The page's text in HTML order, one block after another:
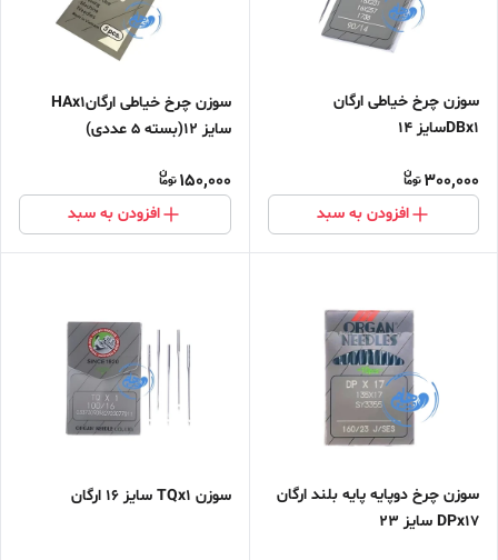
سوزن چرخ خیاطی ارگان
DBx1سایز 14
300,000
افزودن به سبد
سوزن چرخ خیاطی ارگانHAx1
سایز 12(بسته 5 عددی)
150,000
افزودن به سبد
سوزن چرخ دوپایه پایه بلند ارگان
DPx17 سایز ۲۳
سوزن TQx1 سایز 16 ارگان